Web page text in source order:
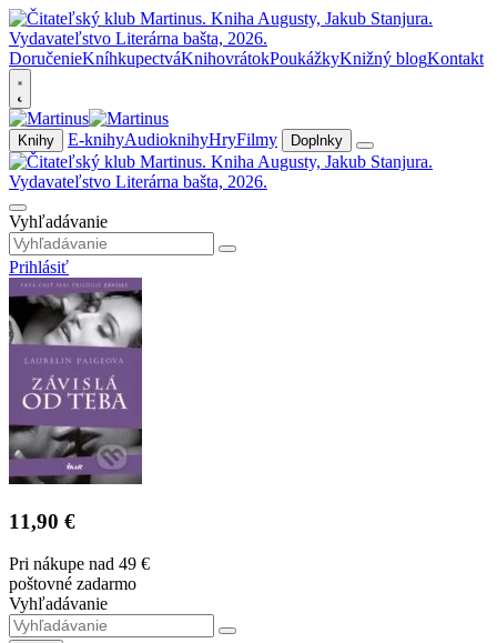
DoručenieKníhkupectváKnihovrátokPoukážkyKnižný blogKontakt
Knihy E-knihyAudioknihyHryFilmy Doplnky
Vyhľadávanie
Prihlásiť
11,90 €
Pri nákupe nad 49 €
poštovné zadarmo
Vyhľadávanie